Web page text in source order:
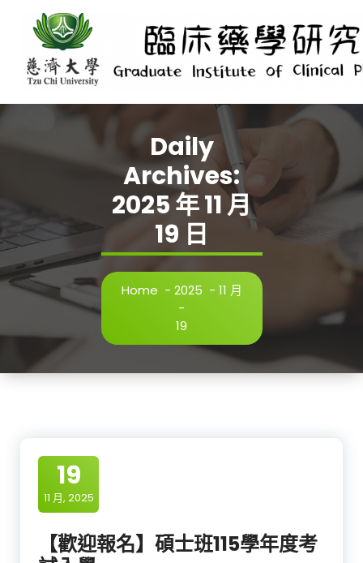
content
Daily
Archives:
2025 年 11 月
19 日
Home - 2025 - 11 月
-
19
19
11 月, 2025
【歡迎報名】碩士班115學年度考